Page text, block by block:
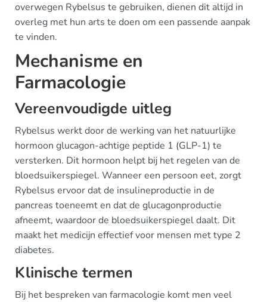
overwegen Rybelsus te gebruiken, dienen dit altijd in
overleg met hun arts te doen om een passende aanpak
te vinden.
Mechanisme en
Farmacologie
Vereenvoudigde uitleg
Rybelsus werkt door de werking van het natuurlijke
hormoon glucagon-achtige peptide 1 (GLP-1) te
versterken. Dit hormoon helpt bij het regelen van de
bloedsuikerspiegel. Wanneer een persoon eet, zorgt
Rybelsus ervoor dat de insulineproductie in de
pancreas toeneemt en dat de glucagonproductie
afneemt, waardoor de bloedsuikerspiegel daalt. Dit
maakt het medicijn effectief voor mensen met type 2
diabetes.
Klinische termen
Bij het bespreken van farmacologie komt men veel